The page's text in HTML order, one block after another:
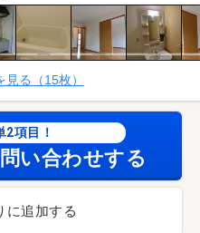
る（15枚）
2項目！
い合わせする
に追加する